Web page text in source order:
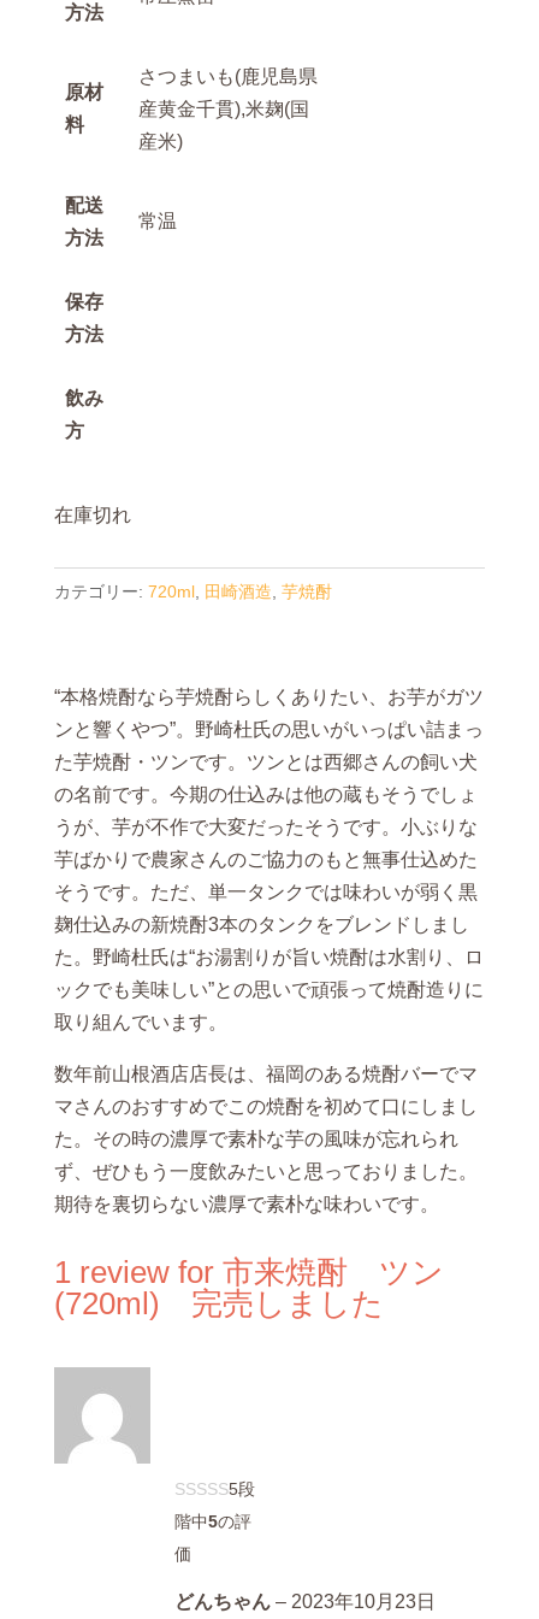
方法
原材
料
さつまいも(鹿児島県
産黄金千貫),米麹(国
産米)
配送
方法
常温
保存
方法
飲み
方
在庫切れ
カテゴリー: 720ml, 田崎酒造 芋焼酎
“本格焼酎なら芋焼酎らしくありたい、お芋がガツ
ンと響くやつ”。野崎杜氏の思いがいっぱい詰まっ
た芋焼酎・ツンです。ツンとは西郷さんの飼い犬
の名前です。今期の仕込みは他の蔵もそうでしょ
うが、芋が不作で大変だったそうです。小ぶりな
芋ばかりで農家さんのご協力のもと無事仕込めた
そうです。ただ、単一タンクでは味わいが弱く黒
麹仕込みの新焼酎3本のタンクをブレンドしまし
た。野崎杜氏は“お湯割りが旨い焼酎は水割り、ロ
ックでも美味しい”との思いで頑張って焼酎造りに
取り組んでいます。
数年前山根酒店店長は、福岡のある焼酎バーでマ
マさんのおすすめでこの焼酎を初めて口にしまし
た。その時の濃厚で素朴な芋の風味が忘れられ
ず、ぜひもう一度飲みたいと思っておりました。
期待を裏切らない濃厚で素朴な味わいです。
1 review for 市来焼酎 ツン
(720ml) 完売しました
5段
階中5の評
価
どんちゃん – 2023年10月23日